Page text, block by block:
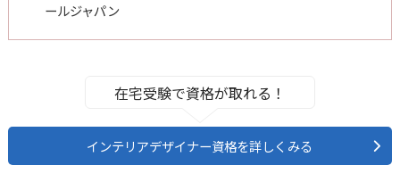
ールジャパン
在宅受験で資格が取れる！
インテリアデザイナー資格を詳しくみる